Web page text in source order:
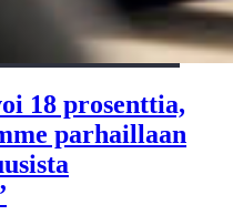
18 prosenttia,
parhaillaan